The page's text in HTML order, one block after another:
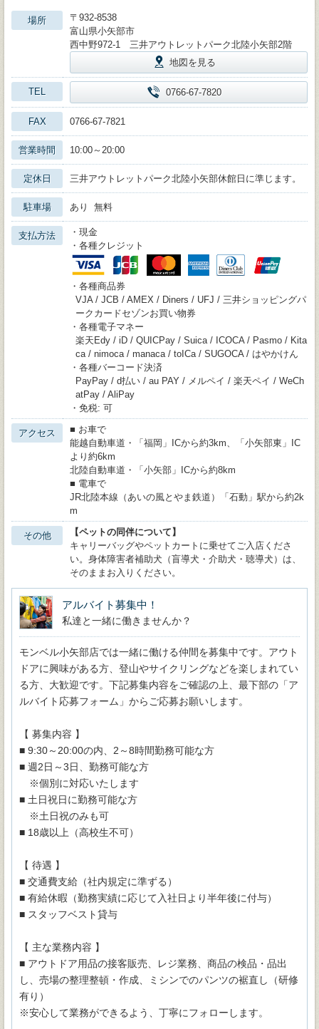
場所
〒932-8538
富山県小矢部市
西中野972-1 三井アウトレットパーク北陸小矢部2階
地図を見る
TEL 0766-67-7820
FAX 0766-67-7821
営業時間 10:00～20:00
定休日 三井アウトレットパーク北陸小矢部休館日に準じます。
駐車場 あり 無料
支払方法
・現金
・各種クレジット
・各種商品券
VJA / JCB / AMEX / Diners / UFJ / 三井ショッピングパ
ークカードセゾンお買い物券
・各種電子マネー
楽天Edy / iD / QUICPay / Suica / ICOCA / Pasmo / Kita
ca / nimoca / manaca / toICa / SUGOCA / はやかけん
・各種バーコード決済
PayPay / d払い / au PAY / メルペイ / 楽天ペイ / WeCh
atPay / AliPay
・免税: 可
アクセス
■ お車で
能越自動車道・「福岡」ICから約3km、「小矢部東」IC
より約6km
北陸自動車道・「小矢部」ICから約8km
■ 電車で
JR北陸本線（あいの風とやま鉄道）「石動」駅から約2k
m
その他
【ペットの同伴について】
キャリーバッグやペットカートに乗せてご入店くださ
い。身体障害者補助犬（盲導犬・介助犬・聴導犬）は、
そのままお入りください。
アルバイト募集中！
私達と一緒に働きませんか？
モンベル小矢部店では一緒に働ける仲間を募集中です。アウト
ドアに興味がある方、登山やサイクリングなどを楽しまれてい
る方、大歓迎です。下記募集内容をご確認の上、最下部の「ア
ルバイト応募フォーム」からご応募お願いします。
【 募集内容 】
■ 9:30～20:00の内、2～8時間勤務可能な方
■ 週2日～3日、勤務可能な方
※個別に対応いたします
■ 土日祝日に勤務可能な方
※土日祝のみも可
■ 18歳以上（高校生不可）
【 待遇 】
■ 交通費支給（社内規定に準ずる）
■ 有給休暇（勤務実績に応じて入社日より半年後に付与）
■ スタッフベスト貸与
【 主な業務内容 】
■ アウトドア用品の接客販売、レジ業務、商品の検品・品出
し、売場の整理整頓・作成、ミシンでのパンツの裾直し（研修
有り）
※安心して業務ができるよう、丁寧にフォローします。